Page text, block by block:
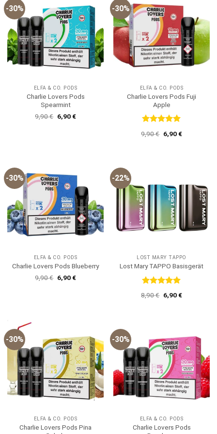
-30%
ELFA & CO. PODS
Charlie Lovers Pods
Spearmint
9,90€ Ursprünglicher
Preis
6,90€Aktueller
-30%
ELFA & CO. PODS
Charlie Lovers Pods Fuji
Apple
Bewertet
mit 5 von
9,90€ Ursprünglicher
Preis
6,90€Aktueller
-30%
ELFA & CO. PODS
Charlie Lovers Pods Blueberry
9,90€ Ursprünglicher
Preis
6,90€Aktueller
-22%
LOST MARY TAPPO
Lost Mary TAPPO Basisgerät
Bewertet
mit 5 von
8,90€ Ursprünglicher
Preis
6,90€Aktueller
-30%
ELFA & CO. PODS
Charlie Lovers Pods Pina
-30%
ELFA & CO. PODS
Charlie Lovers Pods